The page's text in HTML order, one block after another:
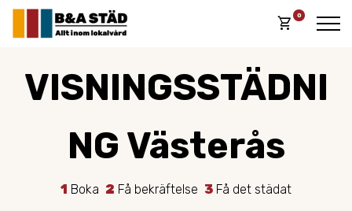
shopping_cart 0
VISNINGSSTÄDNI
NG Västerås
1 Boka 2 Få bekräftelse 3 Få det städat